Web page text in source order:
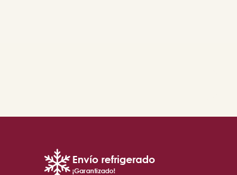
Envío refrigerado
¡Garantizado!